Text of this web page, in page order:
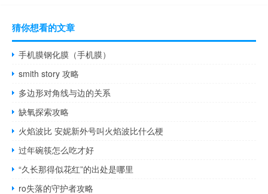
猜你想看的文章
手机膜钢化膜（手机膜）
smith story 攻略
多边形对角线与边的关系
缺氧探索攻略
火焰波比 安妮新外号叫火焰波比什么梗
过年碗筷怎么吃才好
“久长那得似花红”的出处是哪里
ro失落的守护者攻略